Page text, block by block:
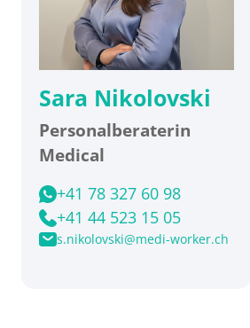
Sara Nikolovski
Personalberaterin
Medical
+41 78 327 60 98
+41 44 523 15 05
s.nikolovski@medi-worker.ch